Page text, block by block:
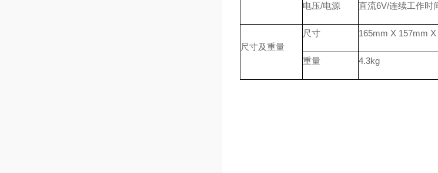
电压/电源 直流6V/连续工作时
尺寸及重量
尺寸 165mm X 157mm
重量 4.3kg